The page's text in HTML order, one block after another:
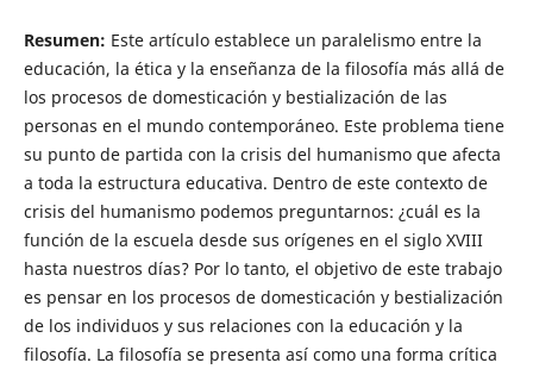
Resumen: Este artículo establece un paralelismo entre la
educación, la ética y la enseñanza de la filosofía más allá de
los procesos de domesticación y bestialización de las
personas en el mundo contemporáneo. Este problema tiene
su punto de partida con la crisis del humanismo que afecta
a toda la estructura educativa. Dentro de este contexto de
crisis del humanismo podemos preguntarnos: ¿cuál es la
función de la escuela desde sus orígenes en el siglo XVIII
hasta nuestros días? Por lo tanto, el objetivo de este trabajo
es pensar en los procesos de domesticación y bestialización
de los individuos y sus relaciones con la educación y la
filosofía. La filosofía se presenta así como una forma crítica